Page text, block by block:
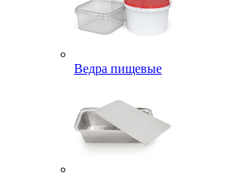
Ведра пищевые